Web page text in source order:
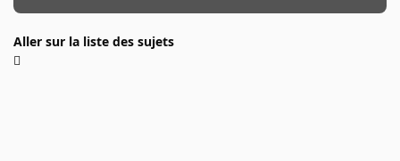
Aller sur la liste des sujets